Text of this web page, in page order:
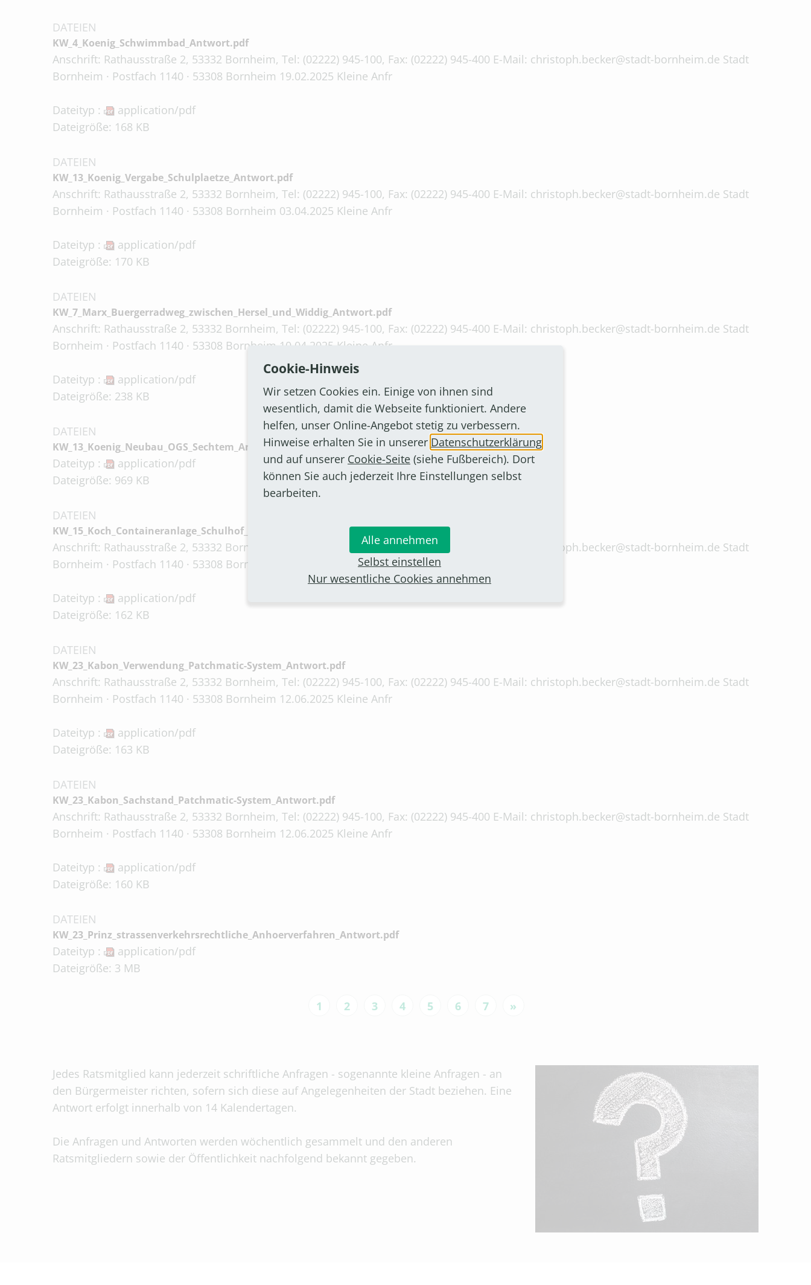
DATEIEN
KW_4_Koenig_Schwimmbad_Antwort.pdf
Anschrift: Rathausstraße 2, 53332 Bornheim, Tel: (02222) 945-100, Fax: (02222) 945-400 E-Mail: christoph.becker@stadt-bornheim.de Stadt
Bornheim · Postfach 1140 · 53308 Bornheim 19.02.2025 Kleine Anfr
Dateityp :
application/pdf
Dateigröße: 168 KB
DATEIEN
KW_13_Koenig_Vergabe_Schulplaetze_Antwort.pdf
Anschrift: Rathausstraße 2, 53332 Bornheim, Tel: (02222) 945-100, Fax: (02222) 945-400 E-Mail: christoph.becker@stadt-bornheim.de Stadt
Bornheim · Postfach 1140 · 53308 Bornheim 03.04.2025 Kleine Anfr
Dateityp :
application/pdf
Dateigröße: 170 KB
DATEIEN
KW_7_Marx_Buergerradweg_zwischen_Hersel_und_Widdig_Antwort.pdf
Anschrift: Rathausstraße 2, 53332 Bornheim, Tel: (02222) 945-100, Fax: (02222) 945-400 E-Mail: christoph.becker@stadt-bornheim.de Stadt
Bornheim · Postfach 1140 · 53308 Bornheim 10.04.2025 Kleine Anfr
Dateityp :
application/pdf
Dateigröße: 238 KB
DATEIEN
KW_13_Koenig_Neubau_OGS_Sechtem_Antwort.pdf
Dateityp :
application/pdf
Dateigröße: 969 KB
DATEIEN
KW_15_Koch_Containeranlage_Schulhof_Hemmerich_Antwort.pdf
Anschrift: Rathausstraße 2, 53332 Bornheim, Tel: (02222) 945-100, Fax: (02222) 945-400 E-Mail: christoph.becker@stadt-bornheim.de Stadt
Bornheim · Postfach 1140 · 53308 Bornheim 26.05.2025 Kleine Anfr
Dateityp :
application/pdf
Dateigröße: 162 KB
DATEIEN
KW_23_Kabon_Verwendung_Patchmatic-System_Antwort.pdf
Anschrift: Rathausstraße 2, 53332 Bornheim, Tel: (02222) 945-100, Fax: (02222) 945-400 E-Mail: christoph.becker@stadt-bornheim.de Stadt
Bornheim · Postfach 1140 · 53308 Bornheim 12.06.2025 Kleine Anfr
Dateityp :
application/pdf
Dateigröße: 163 KB
DATEIEN
KW_23_Kabon_Sachstand_Patchmatic-System_Antwort.pdf
Anschrift: Rathausstraße 2, 53332 Bornheim, Tel: (02222) 945-100, Fax: (02222) 945-400 E-Mail: christoph.becker@stadt-bornheim.de Stadt
Bornheim · Postfach 1140 · 53308 Bornheim 12.06.2025 Kleine Anfr
Dateityp :
application/pdf
Dateigröße: 160 KB
DATEIEN
KW_23_Prinz_strassenverkehrsrechtliche_Anhoerverfahren_Antwort.pdf
Dateityp :
application/pdf
Dateigröße: 3 MB
1 2 3 4 5 6 7 »
Jedes Ratsmitglied kann jederzeit schriftliche Anfragen - sogenannte kleine Anfragen - an
den Bürgermeister richten, sofern sich diese auf Angelegenheiten der Stadt beziehen. Eine
Antwort erfolgt innerhalb von 14 Kalendertagen.
Die Anfragen und Antworten werden wöchentlich gesammelt und den anderen
Ratsmitgliedern sowie der Öffentlichkeit nachfolgend bekannt gegeben.
Cookie-Hinweis
Wir setzen Cookies ein. Einige von ihnen sind
wesentlich, damit die Webseite funktioniert. Andere
helfen, unser Online-Angebot stetig zu verbessern.
Hinweise erhalten Sie in unserer Datenschutzerklärung
und auf unserer Cookie-Seite (siehe Fußbereich). Dort
können Sie auch jederzeit Ihre Einstellungen selbst
bearbeiten.
Alle annehmen
Selbst einstellen
Nur wesentliche Cookies annehmen